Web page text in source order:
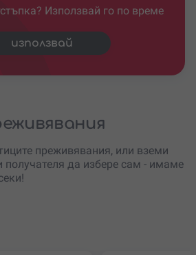
Използвай го по време
използвай
преживявания, или вземи
получателя да избере сам - имаме